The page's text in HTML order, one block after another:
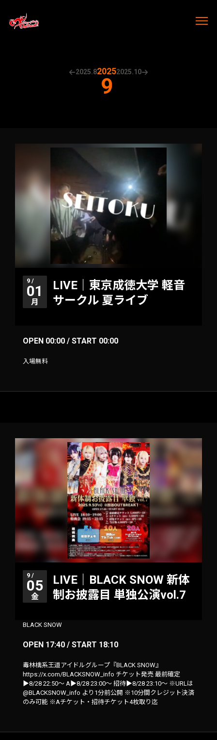
2025.82025
9
2025.10
9 /
01
月
LIVE｜東京成徳大学 軽音
サークル 夏ライブ
OPEN 00:00 / START 00:00
入場無料
9 /
05
金
LIVE｜BLACK SNOW 新体
制お披露目 単独公演vol.7
BLACK SNOW
OPEN 17:40 / START 18:10
毒林檎系王道アイドルグループ『BLACK SNOW』
https://x.com/BLACKSNOW_info チケット発売 最前確定
▶︎8/28 22:50〜 A▶︎8/28 23:00〜 招待▶︎8/28 23:10～ ※URLは
@BLACKSNOW_info より1分前公開 ※10分間クレジット決済
のみ可能 ※Aチケット・招待チケット4枚取り迄